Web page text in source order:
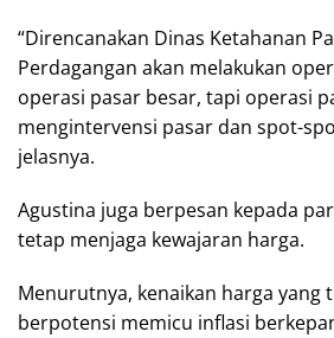
“Direncanakan Dinas Ketahanan
Perdagangan akan melakukan
operasi pasar besar, tapi operasi
mengintervensi pasar dan spot-
jelasnya.
Agustina juga berpesan kepada
tetap menjaga kewajaran harga.
Menurutnya, kenaikan harga yang
berpotensi memicu inflasi